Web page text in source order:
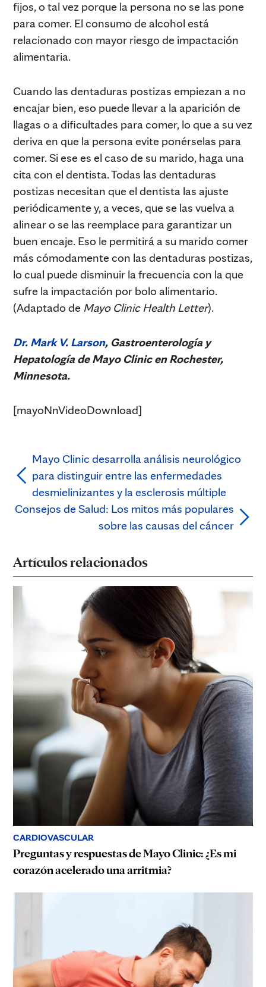
fijos, o tal vez porque la persona no se las pone
para comer. El consumo de alcohol está
relacionado con mayor riesgo de impactación
alimentaria.
Cuando las dentaduras postizas empiezan a no
encajar bien, eso puede llevar a la aparición de
llagas o a dificultades para comer, lo que a su vez
deriva en que la persona evite ponérselas para
comer. Si ese es el caso de su marido, haga una
cita con el dentista. Todas las dentaduras
postizas necesitan que el dentista las ajuste
periódicamente y, a veces, que se las vuelva a
alinear o se las reemplace para garantizar un
buen encaje. Eso le permitirá a su marido comer
más cómodamente con las dentaduras postizas,
lo cual puede disminuir la frecuencia con la que
sufre la impactación por bolo alimentario.
(Adaptado de Mayo Clinic Health Letter).
Dr. Mark V. Larson, Gastroenterología y
Hepatología de Mayo Clinic en Rochester,
Minnesota.
[mayoNnVideoDownload]
Mayo Clinic desarrolla análisis neurológico
para distinguir entre las enfermedades
desmielinizantes y la esclerosis múltiple
Consejos de Salud: Los mitos más populares
sobre las causas del cáncer
Artículos relacionados
CARDIOVASCULAR
Preguntas y respuestas de Mayo Clinic: ¿Es mi
corazón acelerado una arritmia?